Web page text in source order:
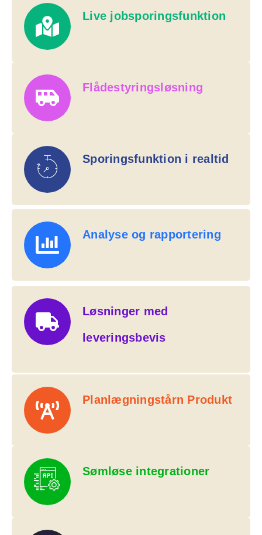
Live jobsporingsfunktion
Flådestyringsløsning
Sporingsfunktion i realtid
Analyse og rapportering
Løsninger med
leveringsbevis
Planlægningstårn Produkt
Sømløse integrationer